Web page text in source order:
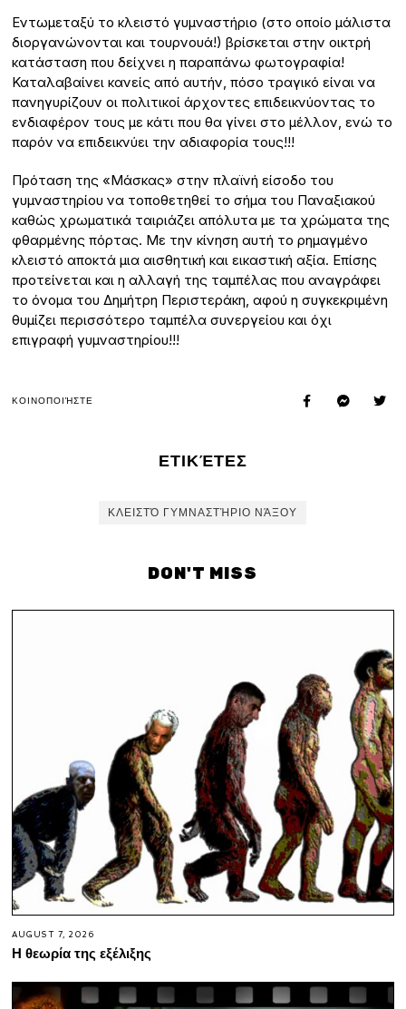
Εντωμεταξύ το κλειστό γυμναστήριο (στο οποίο μάλιστα
διοργανώνονται και τουρνουά!) βρίσκεται στην οικτρή
κατάσταση που δείχνει η παραπάνω φωτογραφία!
Καταλαβαίνει κανείς από αυτήν, πόσο τραγικό είναι να
πανηγυρίζουν οι πολιτικοί άρχοντες επιδεικνύοντας το
ενδιαφέρον τους με κάτι που θα γίνει στο μέλλον, ενώ το
παρόν να επιδεικνύει την αδιαφορία τους!!!
Πρόταση της «Μάσκας» στην πλαϊνή είσοδο του
γυμναστηρίου να τοποθετηθεί το σήμα του Παναξιακού
καθώς χρωματικά ταιριάζει απόλυτα με τα χρώματα της
φθαρμένης πόρτας. Με την κίνηση αυτή το ρημαγμένο
κλειστό αποκτά μια αισθητική και εικαστική αξία. Επίσης
προτείνεται και η αλλαγή της ταμπέλας που αναγράφει
το όνομα του Δημήτρη Περιστεράκη, αφού η συγκεκριμένη
θυμίζει περισσότερο ταμπέλα συνεργείου και όχι
επιγραφή γυμναστηρίου!!!
ΚΟΙΝΟΠΟΙΉΣΤΕ
ΕΤΙΚΈΤΕΣ
ΚΛΕΙΣΤΌ ΓΥΜΝΑΣΤΉΡΙΟ ΝΆΞΟΥ
DON'T MISS
AUGUST 7, 2026
Η θεωρία της εξέλιξης